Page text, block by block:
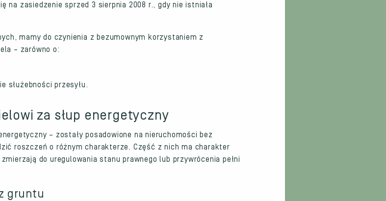
na zasiedzenie sprzed 3 sierpnia 2008 r., gdy nie istniała
mamy do czynienia z bezumownym korzystaniem z
– zarówno o:
służebności przesyłu.
za słup energetyczny
– zostały posadowione na nieruchomości bez
roszczeń o różnym charakterze. Część z nich ma charakter
do uregulowania stanu prawnego lub przywrócenia pełni
gruntu